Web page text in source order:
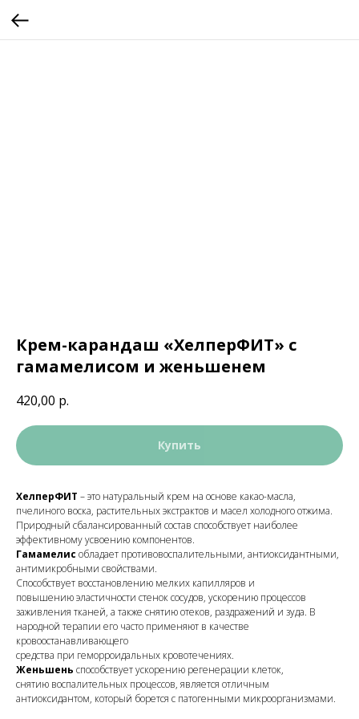
Крем-карандаш «ХелперФИТ» с
гамамелисом и женьшенем
420,00 р.
Купить
ХелперФИТ – это натуральный крем на основе какао-масла,
пчелиного воска, растительных экстрактов и масел холодного отжима.
Природный сбалансированный состав способствует наиболее
эффективному усвоению компонентов.
Гамамелис обладает противовоспалительными, антиоксидантными,
антимикробными свойствами.
Способствует восстановлению мелких капилляров и
повышению эластичности стенок сосудов, ускорению процессов
заживления тканей, а также снятию отеков, раздражений и зуда. В
народной терапии его часто применяют в качестве
кровоостанавливающего
средства при геморроидальных кровотечениях.
Женьшень способствует ускорению регенерации клеток,
снятию воспалительных процессов, является отличным
антиоксидантом, который борется с патогенными микроорганизмами.